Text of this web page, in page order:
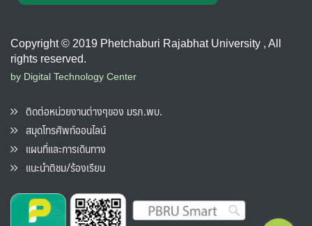
Copyright © 2019 Phetchaburi Rajabhat University , All
rights reserved.
by Digital Technology Center
ติดต่อหน่วยงานต่างๆของ มรภ.พบ.
สมุดโทรศัพท์ออนไลน์
แผนที่และการเดินทาง
แนะนำติชม/ร้องเรียน